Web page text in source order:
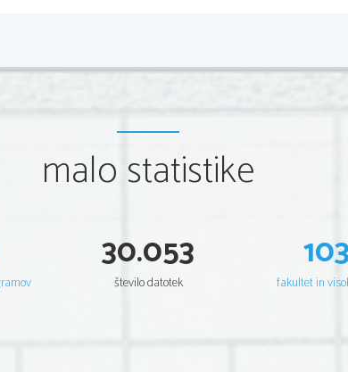
malo statistike
30.053
število datotek
103
fakultet in